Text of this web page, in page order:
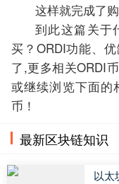
这样就完成了
到此这篇关于
买？ORDI功能、
了,更多相关ORDI
或继续浏览下面的
币！
最新区块链知识
以太